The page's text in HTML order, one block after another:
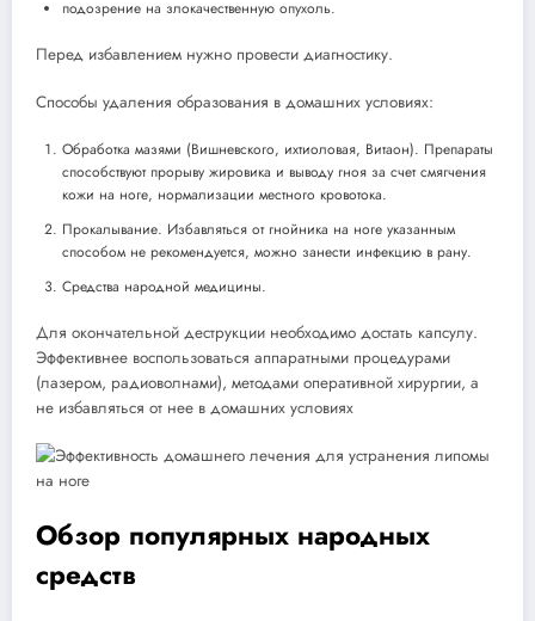
подозрение на злокачественную опухоль.
Перед избавлением нужно провести диагностику.
Способы удаления образования в домашних условиях:
Обработка мазями (Вишневского, ихтиоловая, Витаон). Препараты
способствуют прорыву жировика и выводу гноя за счет смягчения
кожи на ноге, нормализации местного кровотока.
Прокалывание. Избавляться от гнойника на ноге указанным
способом не рекомендуется, можно занести инфекцию в рану.
Средства народной медицины.
Для окончательной деструкции необходимо достать капсулу.
Эффективнее воспользоваться аппаратными процедурами
(лазером, радиоволнами), методами оперативной хирургии, а
не избавляться от нее в домашних условиях
Обзор популярных народных
средств